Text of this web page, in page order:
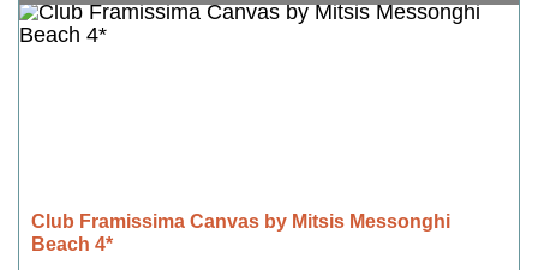
Club Framissima Canvas by Mitsis Messonghi
Beach 4*